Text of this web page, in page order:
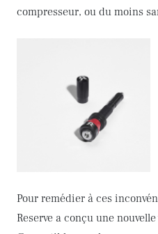
compresseur, ou du moins
Pour remédier à ces
Reserve a conçu une